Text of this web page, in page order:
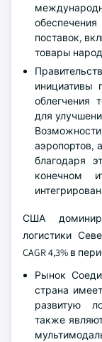
поставок,
товары
инициативы
облегчения
для
аэропортов,
благодаря
конечном
США
логистики
CAGR 4,3% в
Рынок
страна
развитую
также